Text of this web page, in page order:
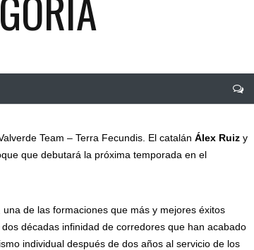
Team – Terra Fecundis. El catalán Álex Ruiz y
que debutará la próxima temporada en el
de las formaciones que más y mejores éxitos
décadas infinidad de corredores que han acabado
individual después de dos años al servicio de los